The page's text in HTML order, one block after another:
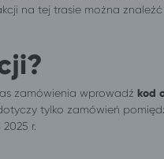
na tej trasie można znaleźć
zamówienia wprowadź kod
tylko zamówień
r.